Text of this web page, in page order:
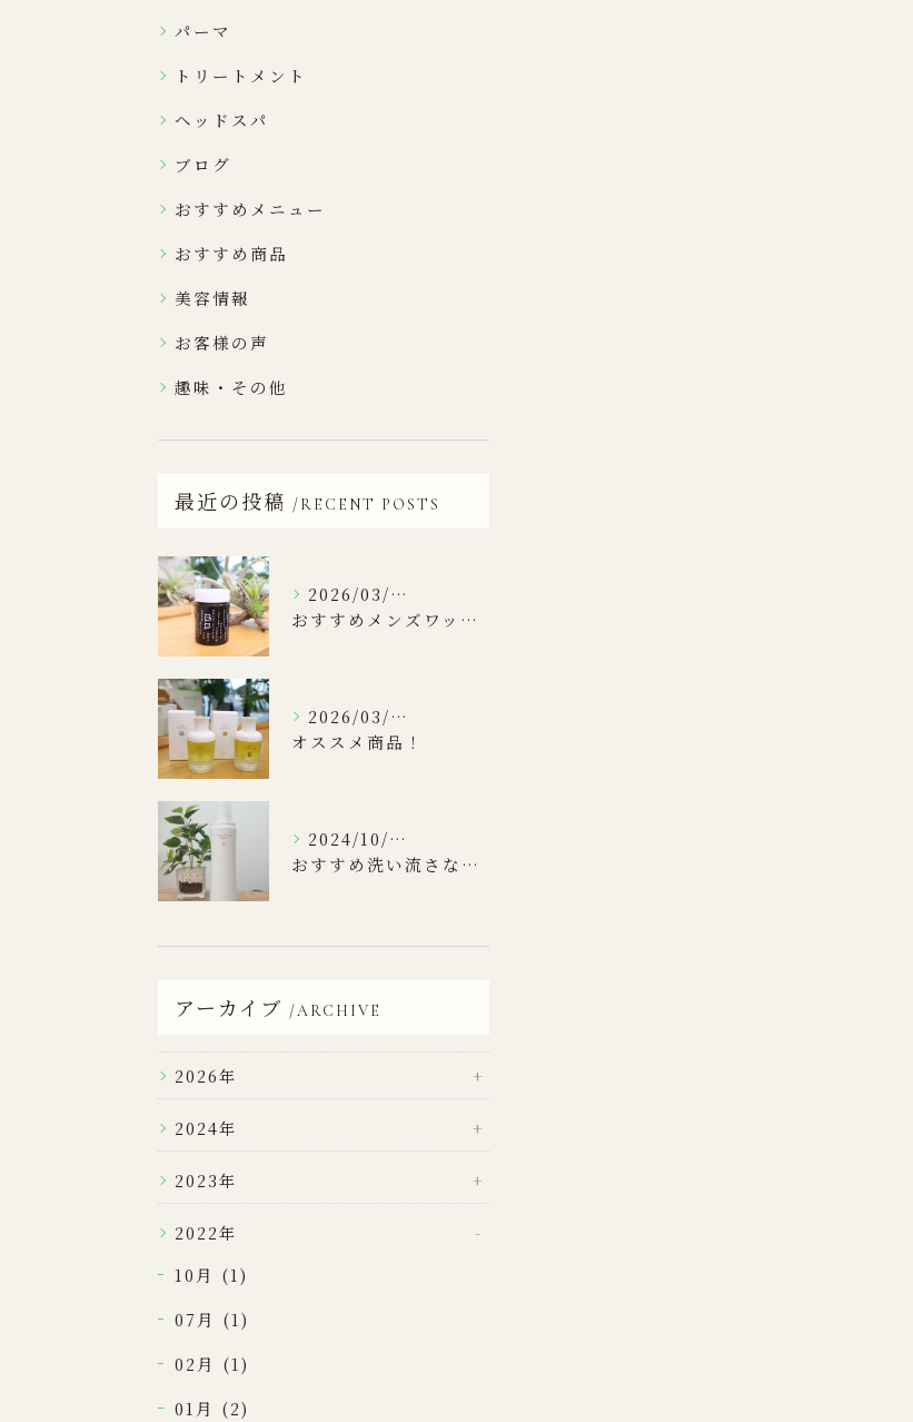
パーマ
トリートメント
ヘッドスパ
ブログ
おすすめメニュー
おすすめ商品
美容情報
お客様の声
趣味・その他
最近の投稿 RECENT POSTS
2026/03/31
おすすめメンズワックス！
2026/03/17
オススメ商品！
2024/10/16
おすすめ洗い流さないトリートメント
アーカイブ ARCHIVE
2026年
2024年
2023年
2022年
10月 (1)
07月 (1)
02月 (1)
01月 (2)